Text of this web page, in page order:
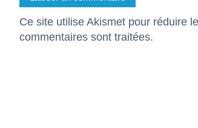
Ce site utilise Akismet pour réduire
commentaires sont traitées.